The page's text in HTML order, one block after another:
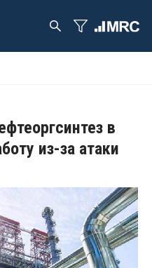
в
из-за атаки